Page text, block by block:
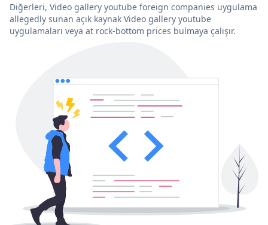
Diğerleri, Video gallery youtube foreign companies uygulama
allegedly sunan açık kaynak Video gallery youtube
uygulamaları veya at rock-bottom prices bulmaya çalışır.